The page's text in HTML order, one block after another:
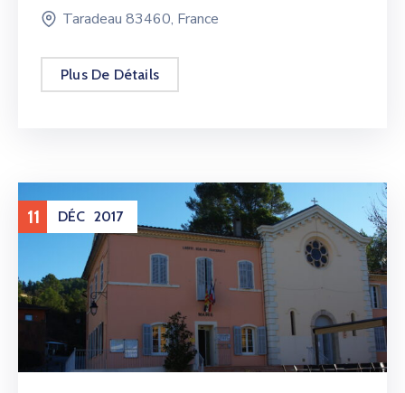
Taradeau 83460, France
Plus De Détails
11 DÉC 2017